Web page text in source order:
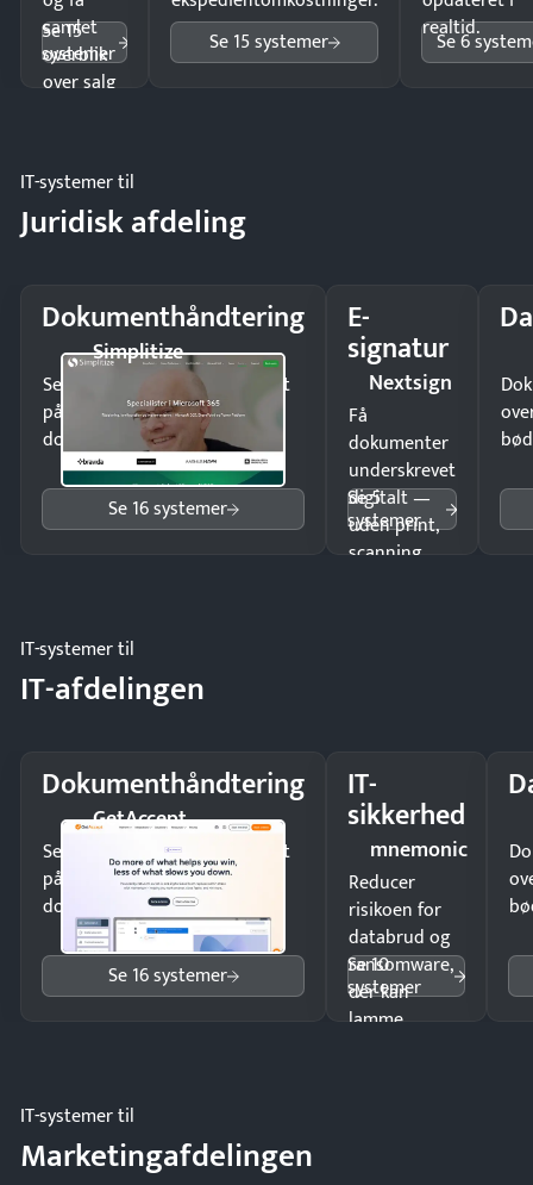
samlet
overblik
over salg
Se 15
systemer
Se 15 systemer
realtid.
Se 6
IT-systemer til
Juridisk afdeling
Dokumenthåndtering
Simplitize
Send kontrakter til underskrift
på minutter og mist ingen
dokumenter.
Se 16 systemer
E-
signatur
Nextsign
Få
dokumenter
underskrevet
digitalt —
uden print,
scanning
Se 5
systemer
IT-systemer til
IT-afdelingen
Dokumenthåndtering
GetAccept
Send kontrakter til underskrift
på minutter og mist ingen
dokumenter.
Se 16 systemer
IT-
sikkerhed
mnemonic
Reducer
risikoen for
databrud og
ransomware,
der kan
lamme
Se 10
systemer
IT-systemer til
Marketingafdelingen